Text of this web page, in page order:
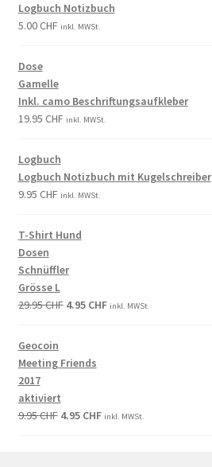
Logbuch Notizbuch
5.00CHF inkl. MWSt.
Dose
Gamelle
Inkl. camo Beschriftungsaufkleber
19.95 CHF inkl. MWSt.
Logbuch
Logbuch Notizbuch mit Kugelschreiber
9.95 CHF inkl. MWSt.
T-Shirt Hund
Dosen
Schnüffler
Grösse L
29.95CHF 4.95 CHF inkl. MWSt.
Geocoin
Meeting Friends
2017
aktiviert
9.95CHF 4.95 CHF inkl. MWSt.